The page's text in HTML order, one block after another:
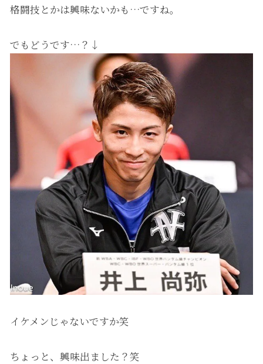
格闘技とかは興味ないかも…ですね。
でもどうです…？↓
イケメンじゃないですか笑
ちょっと、興味出ました？笑